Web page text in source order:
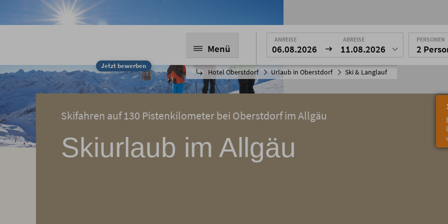
Jetzt bewerben
Menü
Hotel Oberstdorf Urlaub in Oberstdorf Ski & Langlauf
ANREISE
06.08.2026
ABREISE
11.08.2026
PERSONEN
2
Skifahren auf 130 Pistenkilometer bei Oberstdorf im Allgäu
Skiurlaub im Allgäu